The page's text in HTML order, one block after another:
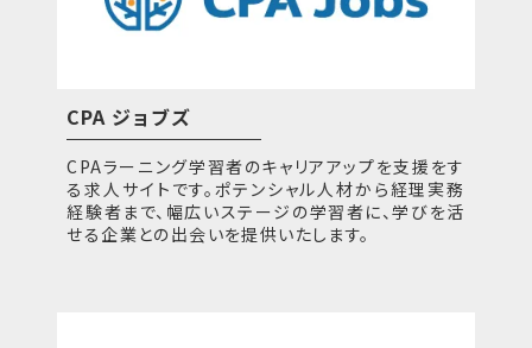
CPA ジョブズ
CPAラーニング学習者のキャリアアップを支援をす
る求人サイトです。ポテンシャル人材から経理実務
経験者まで、幅広いステージの学習者に、学びを活
せる企業との出会いを提供いたします。